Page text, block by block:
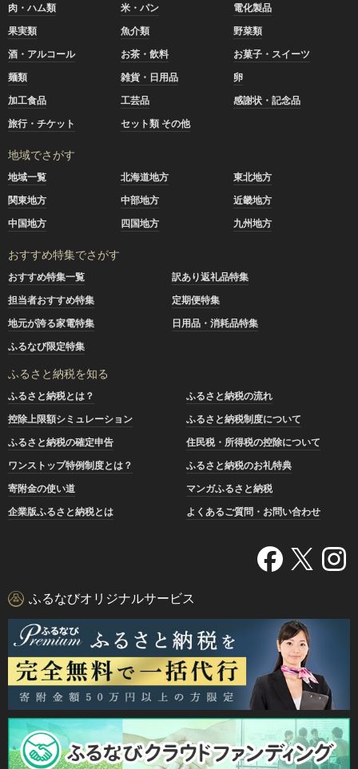
肉・ハム類 米・パン
電化製品
果実類
魚介類
野菜類
酒・アルコール
お茶・飲料
お菓子・スイーツ
麺類
雑貨・日用品
卵
加工食品
工芸品
感謝状・記念品
旅行・チケット
セット類 その他
地域でさがす
地域一覧 北海道地方
東北地方
関東地方
中部地方
近畿地方
中国地方
四国地方 九州地方
おすすめ特集でさがす
おすすめ特集一覧
訳あり返礼品特集
担当者おすすめ特集
定期便特集
地元が誇る家電特集
日用品・消耗品特集
ふるなび限定特集
ふるさと納税を知る
ふるさと納税とは？
ふるさと納税の流れ
控除上限額シミュレーション
ふるさと納税制度について
ふるさと納税の確定申告
住民税・所得税の控除について
ワンストップ特例制度とは？
ふるさと納税のお礼特典
寄附金の使い道
マンガふるさと納税
企業版ふるさと納税とは
よくあるご質問・お問い合わせ
ふるなびオリジナルサービス